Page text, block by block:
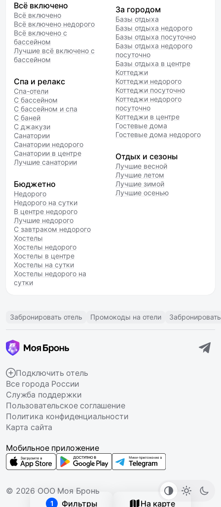
1 Фильтры На карте
Всё включено
Всё включено
Всё включено недорого
Всё включено с
бассейном
Лучшие всё включено с
бассейном
Спа и релакс
Спа-отели
С бассейном
С бассейном и спа
С баней
С джакузи
Санатории
Санатории недорого
Санатории в центре
Лучшие санатории
Бюджетно
Недорого
Недорого на сутки
В центре недорого
Лучшие недорого
С завтраком недорого
Хостелы
Хостелы недорого
Хостелы в центре
Хостелы на сутки
Хостелы недорого на
сутки
За городом
Базы отдыха
Базы отдыха недорого
Базы отдыха посуточно
Базы отдыха недорого
посуточно
Базы отдыха в центре
Коттеджи
Коттеджи недорого
Коттеджи посуточно
Коттеджи недорого
посуточно
Коттеджи в центре
Гостевые дома
Гостевые дома недорого
Отдых и сезоны
Лучшие весной
Лучшие летом
Лучшие зимой
Лучшие осенью
Забронировать отель Промокоды на отели
Подключить отель
Все города России
Служба поддержки
Пользовательское соглашение
Политика конфиденциальности
Карта сайта
© 2026 ООО Моя Бронь
Мобильное приложение